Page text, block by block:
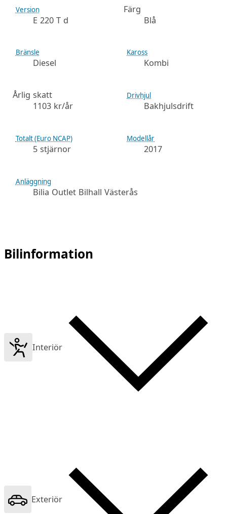
Version
E 220 T d
Färg
Blå
Bränsle
Diesel
Kaross
Kombi
Årlig skatt
1103 kr/år
Drivhjul
Bakhjulsdrift
Totalt (Euro NCAP)
5 stjärnor
Modellår
2017
Anläggning
Bilia Outlet Bilhall Västerås
Bilinformation
Interiör
Exteriör